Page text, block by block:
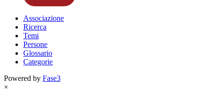
Associazione
Ricerca
Temi
Persone
Glossario
Categorie
Powered by Fase3
×